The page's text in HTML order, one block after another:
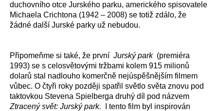
duchovního otce Jurského parku, amerického spisovatele
Michaela Crichtona (1942 – 2008) se totiž zdálo, že
žádné další Jurské parky už nebudou.
Připomeňme si také, že první Jurský park(premiéra
1993) se s celosvětovými tržbami kolem 915 milionů
dolarů stal nadlouho komerčně nejúspěšnějším filmem
vůbec. O čtyři roky později spatřil světlo světa znovu pod
taktovkou Stevena Spielberga druhý díl pod názvem
Ztracený svět: Jurský park. I tento film byl inspirován